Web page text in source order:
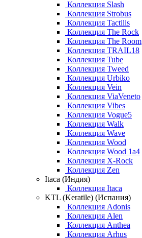
Коллекция Slash
Коллекция Strobus
Коллекция Tactilis
Коллекция The Rock
Коллекция The Room
Коллекция TRAIL18
Коллекция Tube
Коллекция Tweed
Коллекция Urbiko
Коллекция Vein
Коллекция ViaVeneto
Коллекция Vibes
Коллекция Vogue5
Коллекция Walk
Коллекция Wave
Коллекция Wood
Коллекция Wood 1a4
Коллекция X-Rock
Коллекция Zen
Itaca (Индия)
Коллекция Itaca
KTL (Keratile) (Испания)
Коллекция Adonis
Коллекция Alen
Коллекция Anthea
Коллекция Arhus